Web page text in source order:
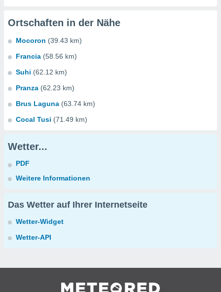
Ortschaften in der Nähe
Mocoron (39.43 km)
Francia (58.56 km)
Suhi (62.12 km)
Pranza (62.23 km)
Brus Laguna (63.74 km)
Cocal Tusi (71.49 km)
Wetter...
PDF
Weitere Informationen
Das Wetter auf Ihrer Internetseite
Wetter-Widget
Wetter-API